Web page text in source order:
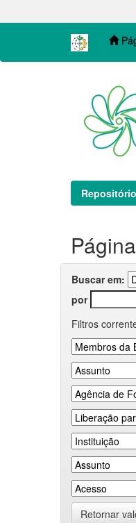
navigation
Buscar em:
por
Filtros
Retornar